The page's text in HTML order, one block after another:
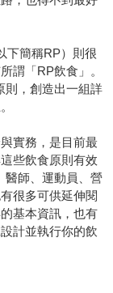
下簡稱RP）則很
謂「RP飲食」。
則，創造出一組詳
實務，是目前最
些飲食原則有效
醫師、運動員、營
很多可供延伸閱
基本資訊，也有
計並執行你的飲